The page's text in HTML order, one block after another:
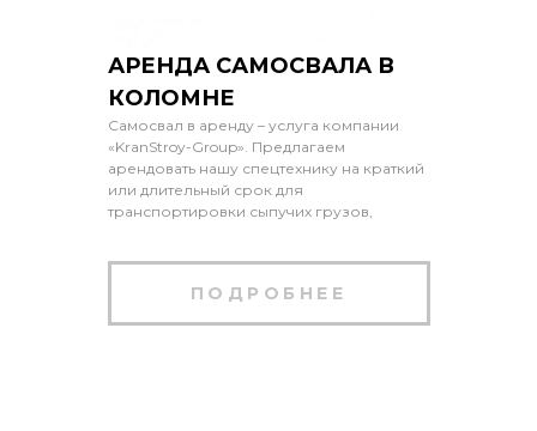
АРЕНДА САМОСВАЛА В
КОЛОМНЕ
Самосвал в аренду – услуга компании
«KranStroy-Group». Предлагаем
арендовать нашу спецтехнику на краткий
или длительный срок для
транспортировки сыпучих грузов,
ПОДРОБНЕЕ